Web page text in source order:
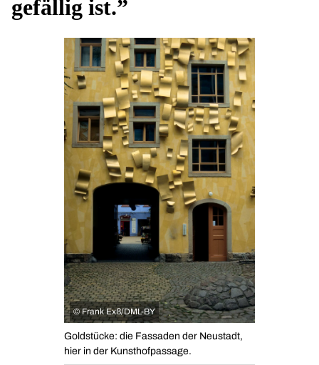
gefällig ist.”
© Frank Exß/DML-BY
Goldstücke: die Fassaden der Neustadt,
hier in der Kunsthofpassage.